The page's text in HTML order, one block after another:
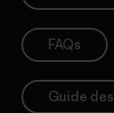
FAQs
Guide